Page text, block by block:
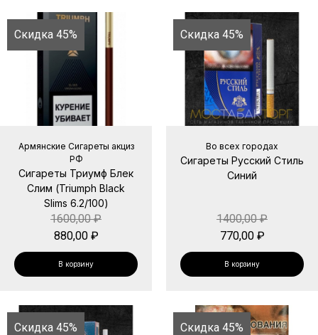
Скидка 45%
Армянские Сигареты акциз
РФ
Сигареты Триумф Блек
Слим (Triumph Black
Slims 6.2/100)
1600,00₽
880,00 ₽
В корзину
Скидка 45%
Во всех городах
Сигареты Русский Стиль
Синий
1400,00₽
770,00 ₽
В корзину
Скидка 45% Скидка 45%